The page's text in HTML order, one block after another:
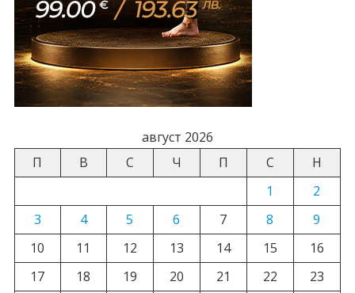
август 2026
П
В С Ч П С
Н
1
2
3
4 5 6 7 8
9
10
11 12 13 14 15
16
17
18 19 20 21 22
23